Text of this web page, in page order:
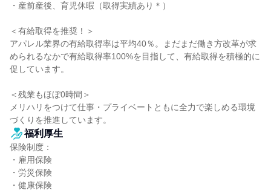
・産前産後、育児休暇（取得実績あり＊）
＜有給取得を推奨！＞
アパレル業界の有給取得率は平均40％。まだまだ働き方改革が求
められるなかで有給取得率100%を目指して、有給取得を積極的に
促しています。
＜残業もほぼ0時間＞
メリハリをつけて仕事・プライベートともに全力で楽しめる環境
づくりを推進しています。
福利厚生
保険制度：
・雇用保険
・労災保険
・健康保険